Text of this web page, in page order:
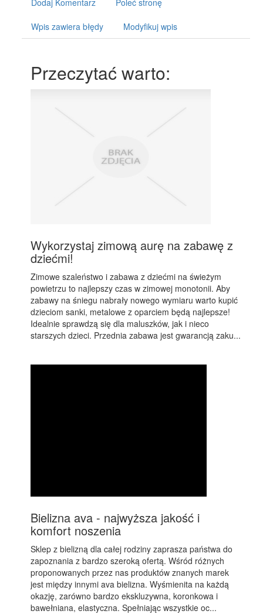
Dodaj Komentarz Poleć stronę
Wpis zawiera błędy Modyfikuj wpis
Przeczytać warto:
Wykorzystaj zimową aurę na zabawę z
dziećmi!
Zimowe szaleństwo i zabawa z dziećmi na świeżym
powietrzu to najlepszy czas w zimowej monotonii. Aby
zabawy na śniegu nabrały nowego wymiaru warto kupić
dzieciom sanki, metalowe z oparciem będą najlepsze!
Idealnie sprawdzą się dla maluszków, jak i nieco
starszych dzieci. Przednia zabawa jest gwarancją zaku...
Bielizna ava - najwyższa jakość i
komfort noszenia
Sklep z bielizną dla całej rodziny zaprasza państwa do
zapoznania z bardzo szeroką ofertą. Wśród różnych
proponowanych przez nas produktów znanych marek
jest między innymi ava bielizna. Wyśmienita na każdą
okazję, zarówno bardzo ekskluzywna, koronkowa i
bawełniana, elastyczna. Spełniając wszystkie oc...